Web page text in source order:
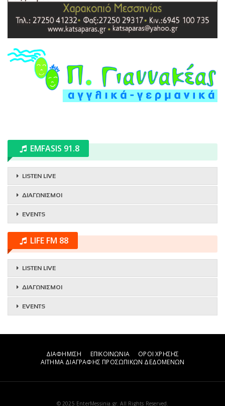
EMFASIS 91.8
LISTEN LIVE
ΔΙΑΓΩΝΙΣΜΟΙ
EVENTS
LIFE FM 88
LISTEN LIVE
ΔΙΑΓΩΝΙΣΜΟΙ
EVENTS
ΔΙΑΦΗΜΙΣΗ ΕΠΙΚΟΙΝΩΝΙΑ
ΟΡΟΙ ΧΡΗΣΗΣ
ΑΙΤΗΜΑ ΔΙΑΓΡΑΦΗΣ ΠΡΟΣΩΠΙΚΩΝ ΔΕΔΟΜΕΝΩΝ
© 2025 EnterMessinia.gr. All Rights Reserved.